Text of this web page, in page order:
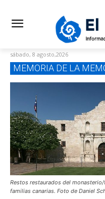
sábado, 8 agosto,2026
MEMORIA DE LA
Restos restaurados del
familias canarias. Foto de Daniel